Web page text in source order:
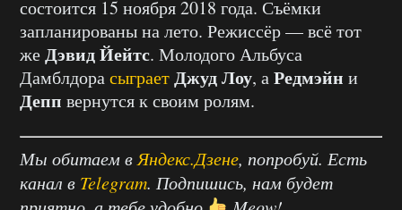
состоится 15 ноября 2018 года. Съёмки
запланированы на лето. Режиссёр — всё тот
жеДэвид Йейтс. Молодого Альбуса
ДамблдорасыграетДжуд Лоу, аРедмэйн и
Депп вернутся к своим ролям.
Мы обитаем в Яндекс.Дзене, попробуй. Есть
канал в Telegram. Подпишись, нам будет